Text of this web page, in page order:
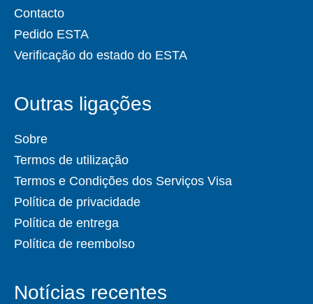
Contacto
Pedido ESTA
Verificação do estado do ESTA
Outras ligações
Sobre
Termos de utilização
Termos e Condições dos Serviços Visa
Política de privacidade
Política de entrega
Política de reembolso
Notícias recentes